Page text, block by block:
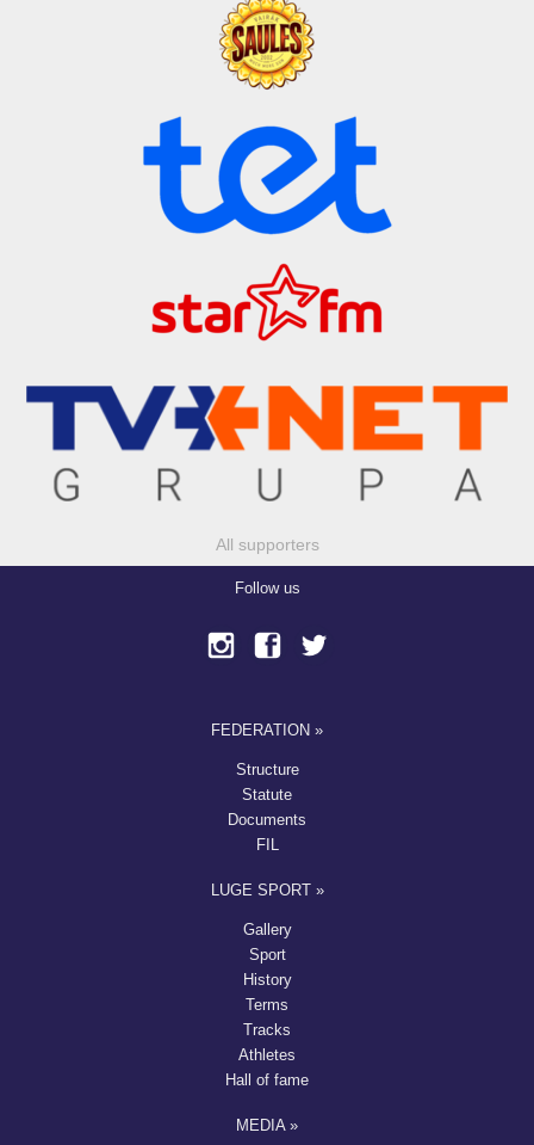
All supporters
Follow us
FEDERATION »
Structure
Statute
Documents
FIL
LUGE SPORT »
Gallery
Sport
History
Terms
Tracks
Athletes
Hall of fame
MEDIA »